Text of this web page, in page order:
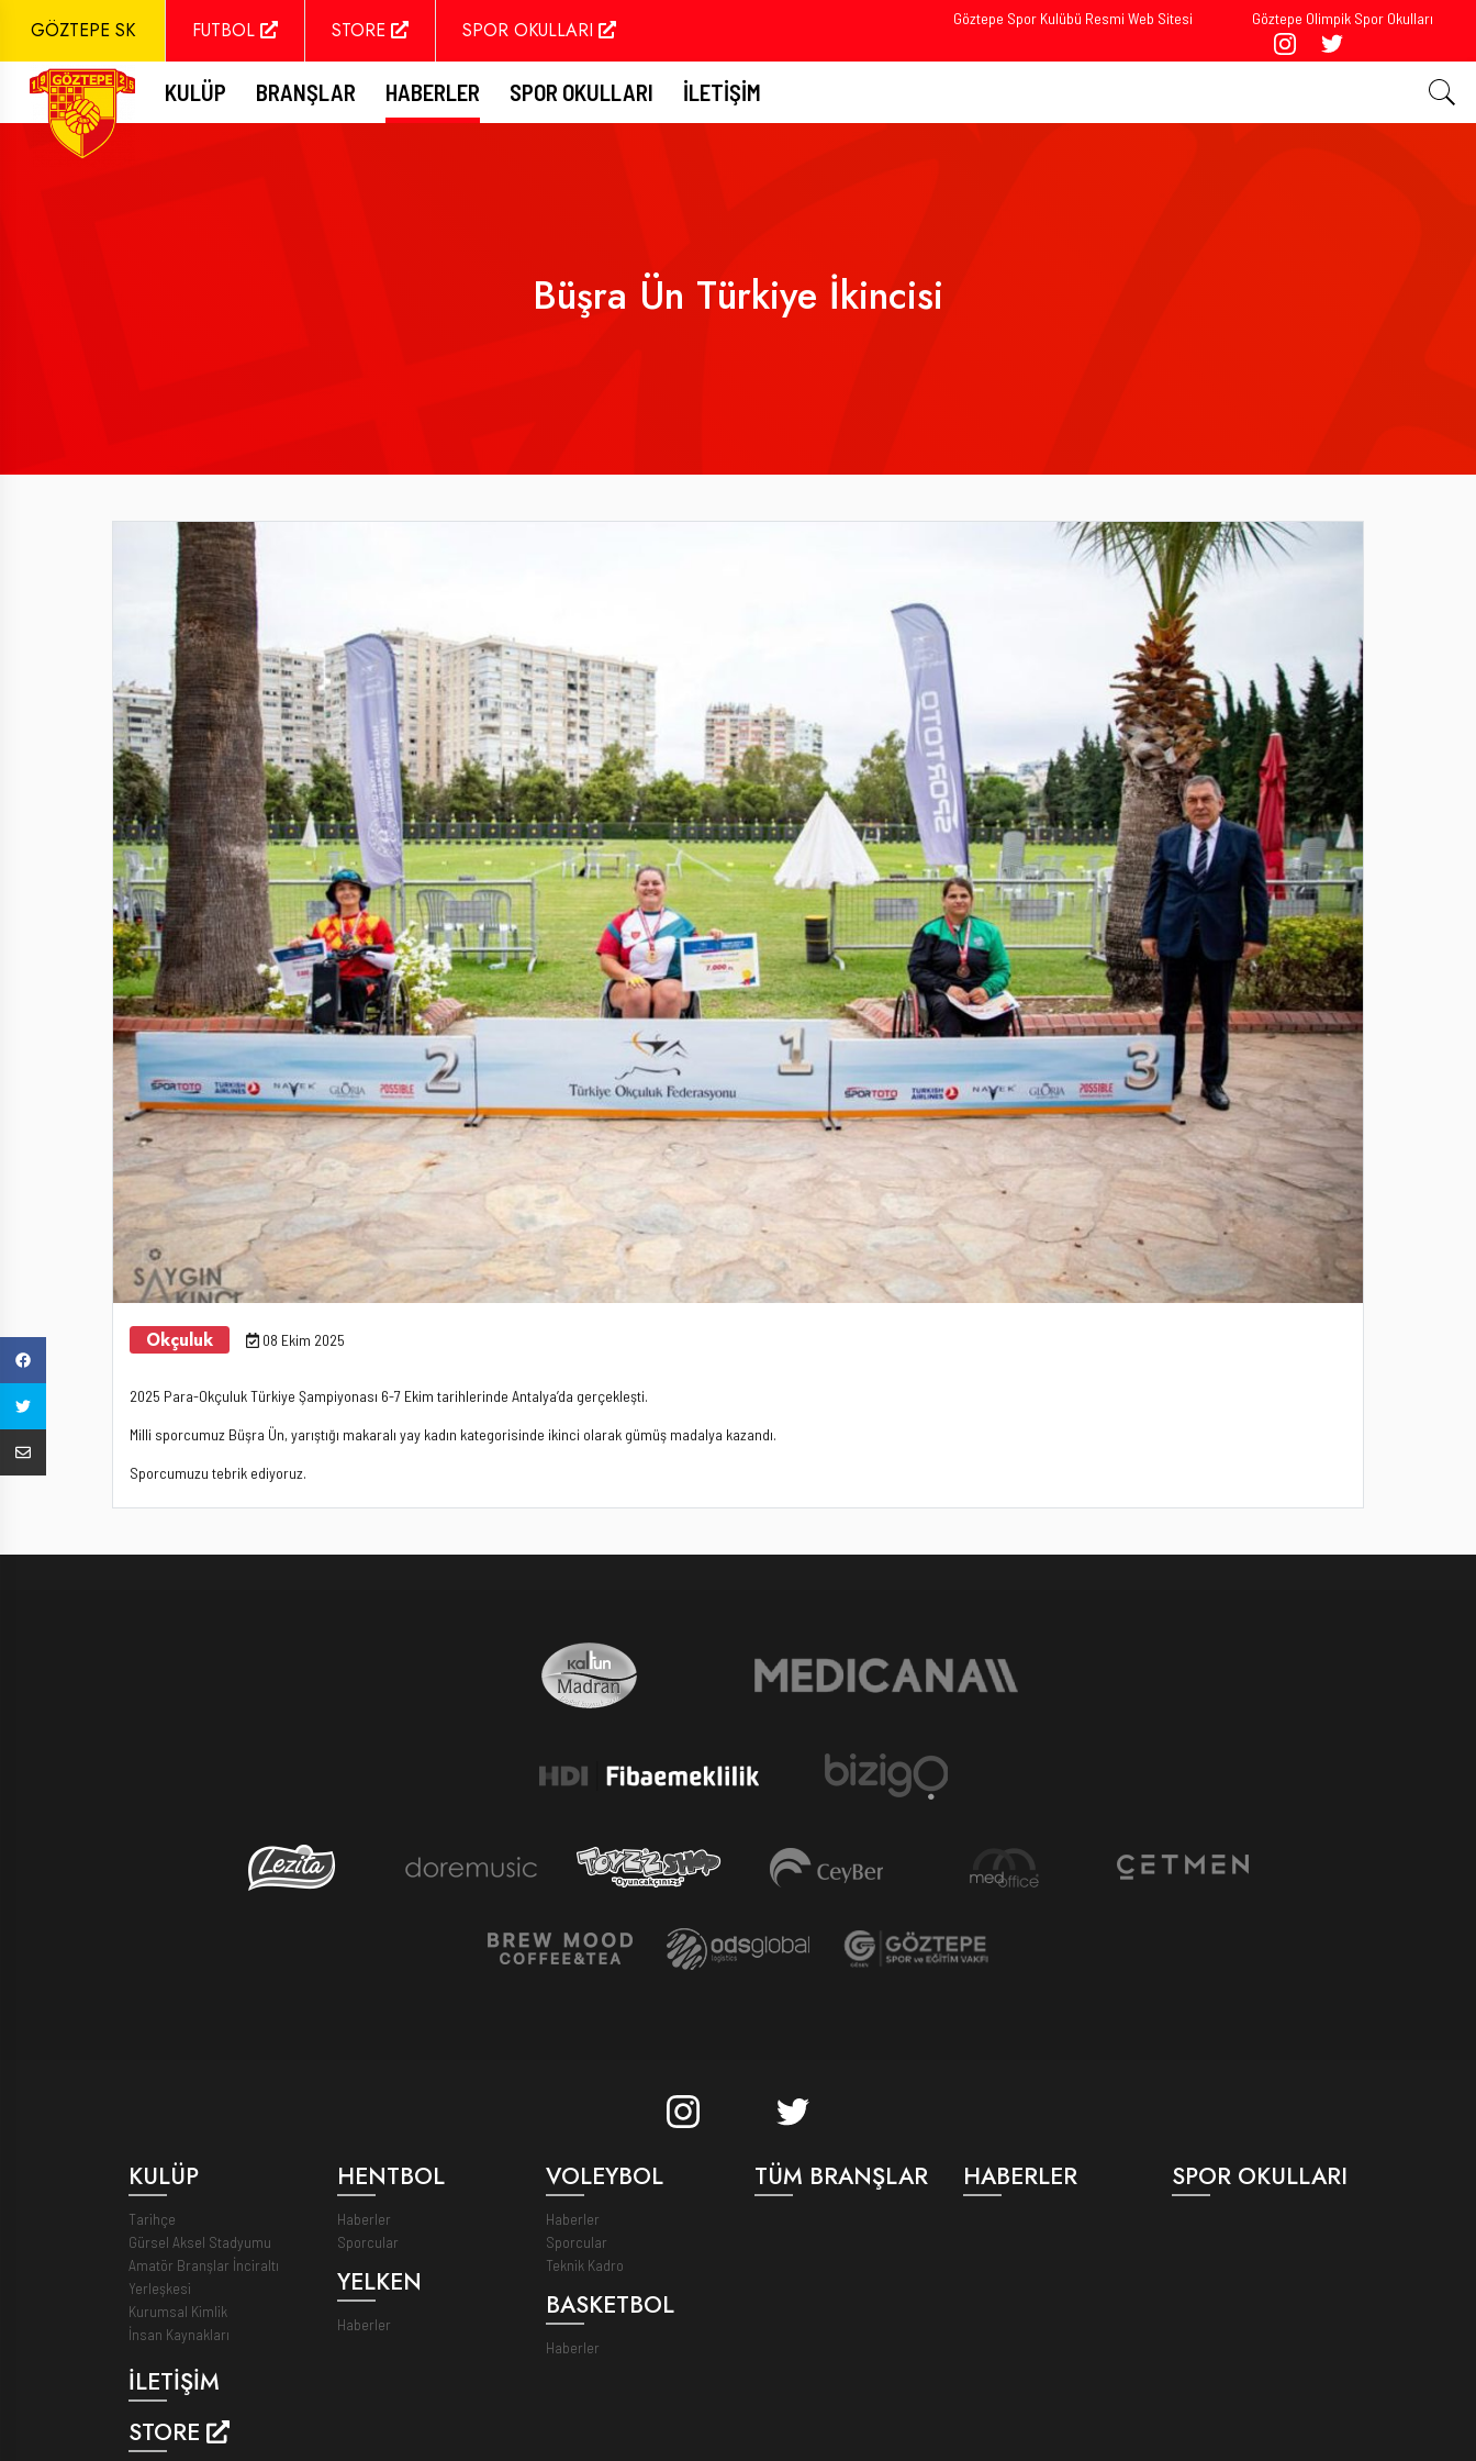
GÖZTEPE SK FUTBOL STORE SPOR OKULLARI Göztepe Spor Kulübü Resmi Web Sitesi Göztepe Olimpik Spor Okulları
KULÜP BRANŞLAR HABERLER SPOR OKULLARI İLETIŞIM
Büşra Ün Türkiye İkincisi
Okçuluk 08 Ekim 2025
2025 Para-Okçuluk Türkiye Şampiyonası 6-7 Ekim tarihlerinde Antalya’da gerçekleşti.
Milli sporcumuz Büşra Ün, yarıştığı makaralı yay kadın kategorisinde ikinci olarak gümüş madalya kazandı.
Sporcumuzu tebrik ediyoruz.
KULÜP
Tarihçe
Gürsel Aksel Stadyumu
Amatör Branşlar İnciraltı
Yerleşkesi
Kurumsal Kimlik
İnsan Kaynakları
İLETİŞİM
STORE
HENTBOL
Haberler
Sporcular
YELKEN
Haberler
VOLEYBOL
Haberler
Sporcular
Teknik Kadro
BASKETBOL
Haberler
TÜM BRANŞLAR HABERLER SPOR OKULLARI